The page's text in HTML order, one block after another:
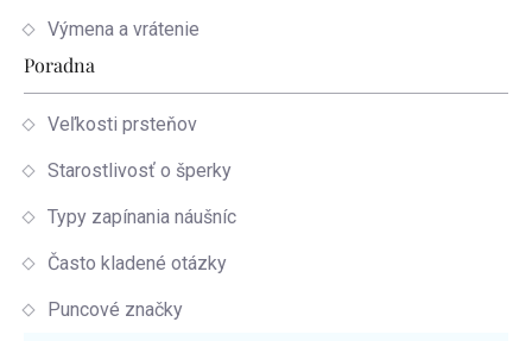
Výmena a vrátenie
Poradna
Veľkosti prsteňov
Starostlivosť o šperky
Typy zapínania náušníc
Často kladené otázky
Puncové značky